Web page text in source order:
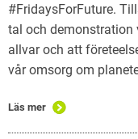
#FridaysForFuture.
tal och
allvar och att
vår omsorg om
Läs mer